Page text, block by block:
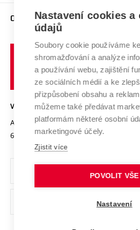
E-přihláška
Doktorské studium
Podpora podnikání
Mezinárodní vědecká rada
Systém zajišťování kvality výzkumu
Výzkumné infrastruktury
Transfer znalostí
Open Science
Projekty
Projekty ze strukturálních fondů
Specifický výzkum
Zahraniční spolupráce
Spolupráce se školami
Služby univerzity
Mezinárodní dohody
Univerzitní sítě
O UNIVERZITĚ
Profil univerzity
Udržitelná univerzita
Podnikavá univerzita / ContriBUTe
Bezpečná univerzita
Vyznamenání
Organizační struktura
Ochrana osobních údajů
odkaz)
VYSOKÉ UČENÍ TECHNICKÉ V BRNĚ
Antonínská 548/1
602 00 Brno
www.vut.cz
vut@vutbr.cz
Nastavení cookies a
údajů
Soubory cookie používáme ke
shromažďování a analýze
a používání webu, zajištění
ze sociálních médií a ke
přizpůsobení obsahu a
můžeme také předávat
platformám některé osobní
marketingové účely.
Zjistit více
POVOLIT VŠE
Nastavení